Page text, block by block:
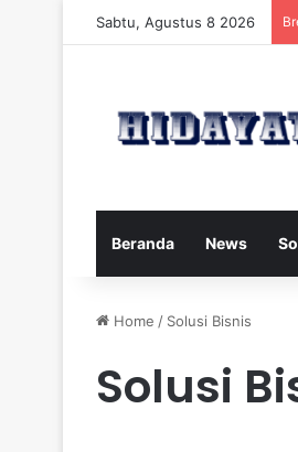
Sabtu, Agustus 8 2026
Beranda News
Home / Solusi Bisnis
Solusi